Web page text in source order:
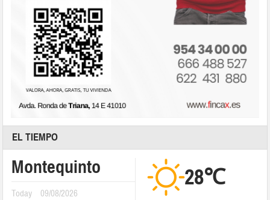
EL TIEMPO
Montequinto
Today 09/08/2026
28℃